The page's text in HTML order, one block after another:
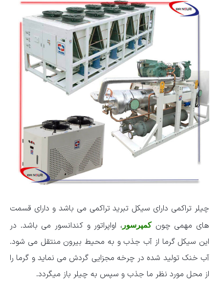
چیلر تراکمی دارای سیکل تبرید تراکمی می باشد و دارای قسمت
های مهمی چونکمپرسور ، اواپراتور و کندانسور می باشد. در
این سیکل گرما از آب جذب و به محیط بیرون منتقل می شود.
آب خنک تولید شده در چرخه مجزایی گردش می نماید و گرما را
از محل مورد نظر ما جذب و سپس به چیلر باز میگردد.